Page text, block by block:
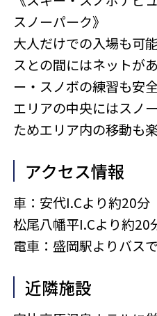
スノーパーク》
大人だけでの入場も可
スとの間にはネットが
ー・スノボの練習も安全
エリアの中央にはスノ
ためエリア内の移動も
アクセス情報
車：安代I.Cより約20分
松尾八幡平I.Cより約20
電車：盛岡駅よりバス
近隣施設